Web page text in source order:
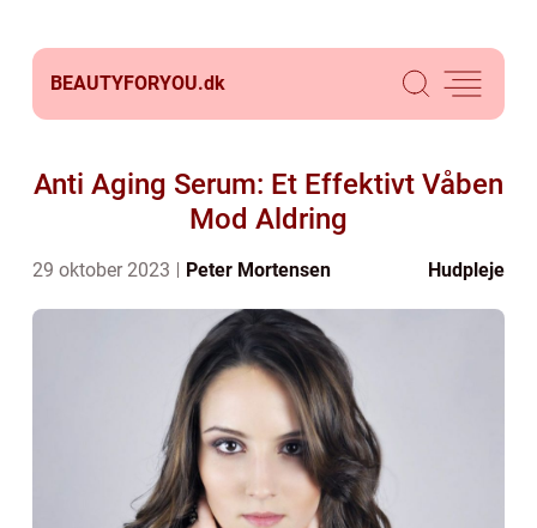
BEAUTYFORYOU.dk
Anti Aging Serum: Et Effektivt Våben
Mod Aldring
29 oktober 2023 Peter Mortensen Hudpleje